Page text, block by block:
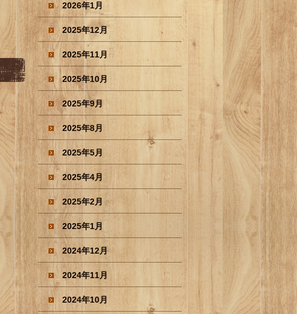
2026年1月
2025年12月
2025年11月
2025年10月
2025年9月
2025年8月
2025年5月
2025年4月
2025年2月
2025年1月
2024年12月
2024年11月
2024年10月